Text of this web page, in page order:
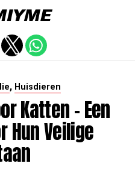
, Huisdieren
Katten - Een
Hun Veilige